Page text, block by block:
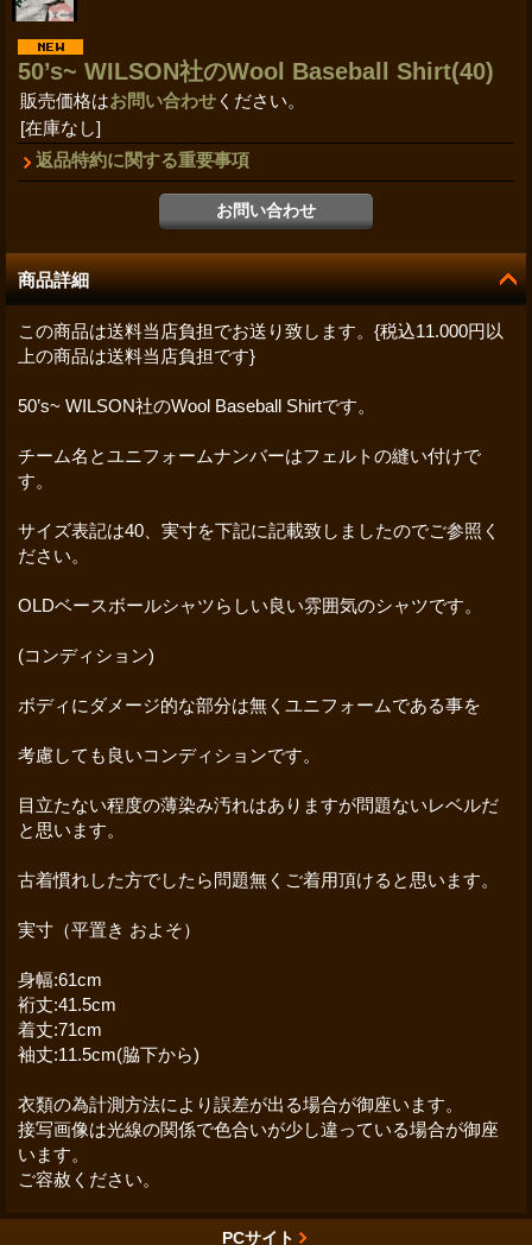
50’s~ WILSON社のWool Baseball Shirt(40)
販売価格はお問い合わせ ください。
[在庫なし]
返品特約に関する重要事項
商品詳細
この商品は送料当店負担でお送り致します。{税込11.000円以
上の商品は送料当店負担です}
50’s~ WILSON社のWool Baseball Shirtです。
チーム名とユニフォームナンバーはフェルトの縫い付けで
す。
サイズ表記は40、実寸を下記に記載致しましたのでご参照く
ださい。
OLDベースボールシャツらしい良い雰囲気のシャツです。
(コンディション)
ボディにダメージ的な部分は無くユニフォームである事を
考慮しても良いコンディションです。
目立たない程度の薄染み汚れはありますが問題ないレベルだ
と思います。
古着慣れした方でしたら問題無くご着用頂けると思います。
実寸（平置き およそ）
身幅:61cm
裄丈:41.5cm
着丈:71cm
袖丈:11.5cm(脇下から)
衣類の為計測方法により誤差が出る場合が御座います。
接写画像は光線の関係で色合いが少し違っている場合が御座
います。
ご容赦ください。
PCサイト